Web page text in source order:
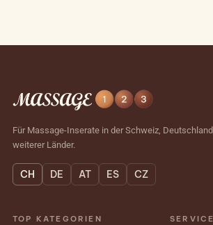
Für Massage-Inserate in der Schweiz,
weiterer Länder.
CH DE AT ES CZ
TOP KATEGORIEN SERVICE